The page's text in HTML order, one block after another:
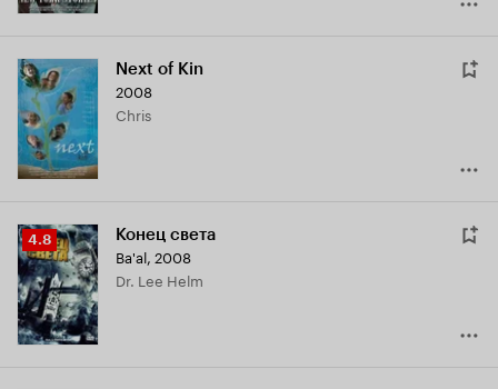
Next of Kin
2008
Chris
Рейтинг
Кинопоиска
4.8
4.8 Конец света
Ba'al, 2008
Dr. Lee Helm